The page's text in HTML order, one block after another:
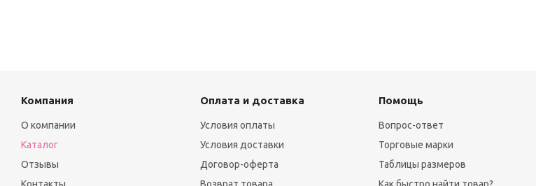
Компания
О компании
Каталог
Отзывы
Оплата и доставка
Условия оплаты
Условия доставки
Договор-оферта
Помощь
Вопрос-ответ
Торговые марки
Таблицы размеров